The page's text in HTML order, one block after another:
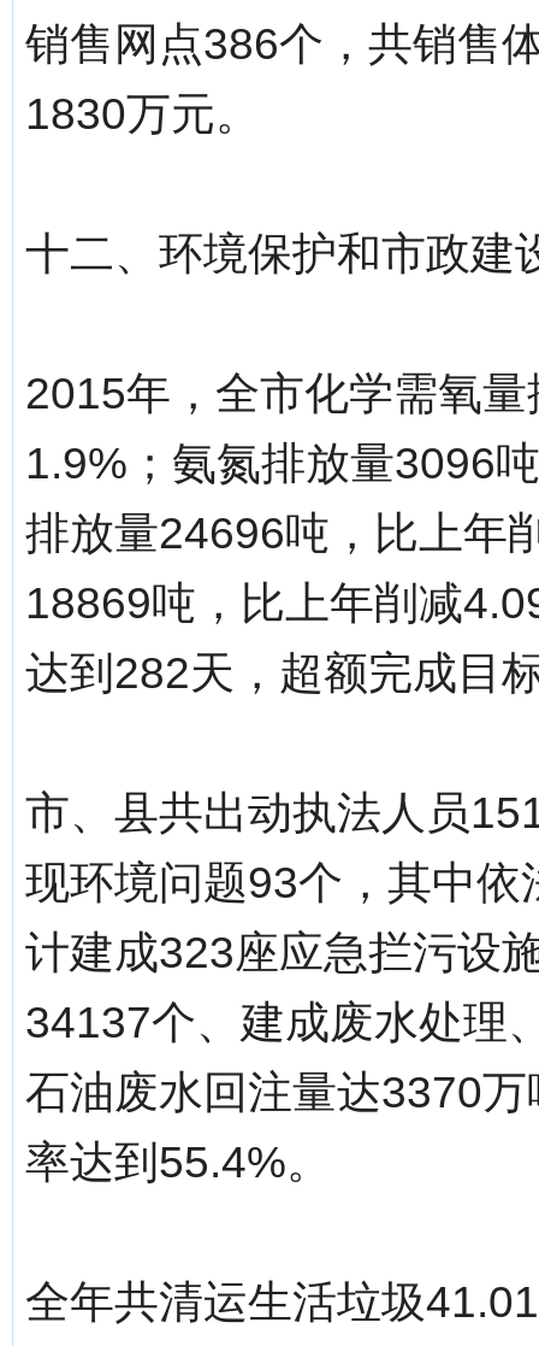
销售网点386个，共销售
1830万元。
十二、环境保护和市政建
2015年，全市化学需氧
1.9%；氨氮排放量3096
排放量24696吨，比上年
18869吨，比上年削减
达到282天，超额完成目
市、县共出动执法人员
现环境问题93个，其中
计建成323座应急拦污设
34137个、建成废水处理
石油废水回注量达3370
率达到55.4%。
全年共清运生活垃圾